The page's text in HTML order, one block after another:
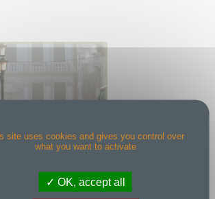
site uses cookies and gives you control over
what you want to activate
OK, accept all